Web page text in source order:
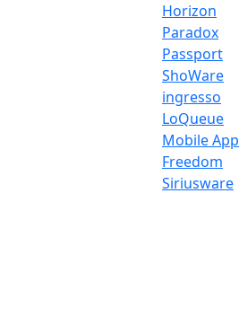
Horizon
Paradox
Passport
ShoWare
ingresso
LoQueue
Mobile App
Freedom
Siriusware